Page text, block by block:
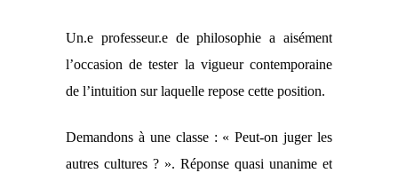
Un.e professeur.ede philosophie a aisément
l’occasion de tester la vigueur contemporaine
de l’intuition sur laquelle repose cette position.
Demandons à une classe : « Peut-on juger les
autres cultures ? ». Réponse quasi unanime et